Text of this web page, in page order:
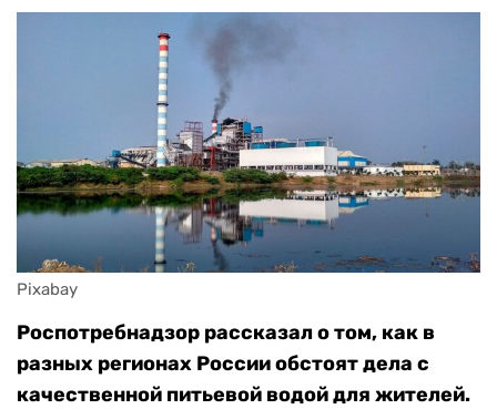
Pixabay
Роспотребнадзор рассказал о том, как в
разных регионах России обстоят дела с
качественной питьевой водой для жителей.